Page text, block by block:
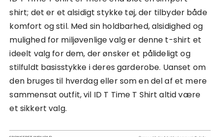
shirt; det er et alsidigt stykke tøj, der tilbyder både
komfort og stil. Med sin holdbarhed, alsidighed og
mulighed for miljøvenlige valg er denne t-shirt et
ideelt valg for dem, der ønsker et pålideligt og
stilfuldt basisstykke i deres garderobe. Uanset om
den bruges til hverdag eller som en del af et mere
sammensat outfit, vil ID T Time T Shirt altid være
et sikkert valg.